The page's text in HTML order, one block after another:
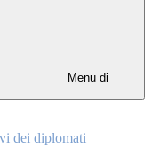
Menu di
dei diplomati